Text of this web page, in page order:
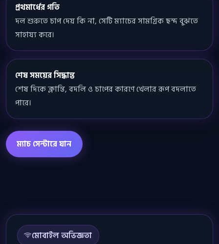
প্রথমার্ধের গতি
দল শুরুতে চাপ দেয় কি না, সেটি ম্যাচের সামগ্রিক ছন্দ বুঝতে
সাহায্য করে।
শেষ সময়ের সিদ্ধান্ত
শেষ দিকে ক্লান্তি, বদলি ও চাপের কারণে খেলার রূপ বদলাতে
পারে।
ম্যাচ সেন্টারে যান
মোবাইল অভিজ্ঞতা